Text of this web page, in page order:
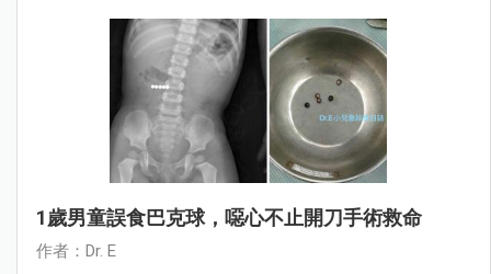
1歲男童誤食巴克球，噁心不止開刀手術救命
作者：Dr. E